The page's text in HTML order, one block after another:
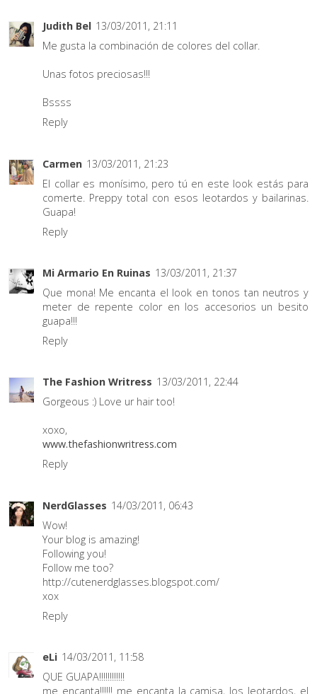
Judith Bel 13/03/2011, 21:11
Me gusta la combinación de colores del collar.
Unas fotos preciosas!!!
Bssss
Reply
Carmen 13/03/2011, 21:23
El collar es monísimo, pero tú en este look estás para
comerte. Preppy total con esos leotardos y bailarinas.
Guapa!
Reply
Mi Armario En Ruinas 13/03/2011, 21:37
Que mona! Me encanta el look en tonos tan neutros y
meter de repente color en los accesorios un besito
guapa!!!
Reply
The Fashion Writress 13/03/2011, 22:44
Gorgeous :) Love ur hair too!
xoxo,
www.thefashionwritress.com
Reply
NerdGlasses 14/03/2011, 06:43
Wow!
Your blog is amazing!
Following you!
Follow me too?
http://cutenerdglasses.blogspot.com/
xox
Reply
eLi 14/03/2011, 11:58
QUE GUAPA!!!!!!!!!!!!
me encanta!!!!!! me encanta la camisa, los leotardos, el